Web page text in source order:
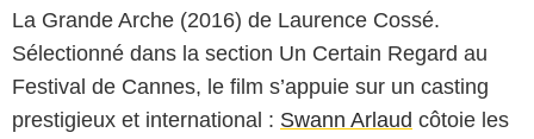
La Grande Arche (2016) de Laurence Cossé.
Sélectionné dans la section Un Certain Regard au
Festival de Cannes, le film s’appuie sur un casting
prestigieux et international : Swann Arlaud côtoie les